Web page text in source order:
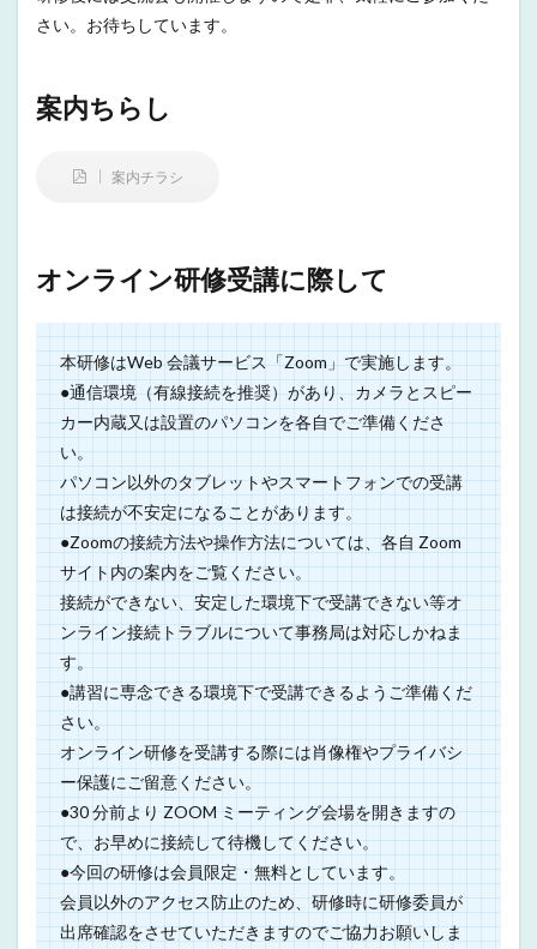
さい。お待ちしています。
案内ちらし
案内チラシ
オンライン研修受講に際して
本研修はWeb 会議サービス「Zoom」で実施します。
●通信環境（有線接続を推奨）があり、カメラとスピー
カー内蔵又は設置のパソコンを各自でご準備くださ
い。
パソコン以外のタブレットやスマートフォンでの受講
は接続が不安定になることがあります。
●Zoomの接続方法や操作方法については、各自 Zoom
サイト内の案内をご覧ください。
接続ができない、安定した環境下で受講できない等オ
ンライン接続トラブルについて事務局は対応しかねま
す。
●講習に専念できる環境下で受講できるようご準備くだ
さい。
オンライン研修を受講する際には肖像権やプライバシ
ー保護にご留意ください。
●30 分前より ZOOM ミーティング会場を開きますの
で、お早めに接続して待機してください。
●今回の研修は会員限定・無料としています。
会員以外のアクセス防止のため、研修時に研修委員が
出席確認をさせていただきますのでご協力お願いしま